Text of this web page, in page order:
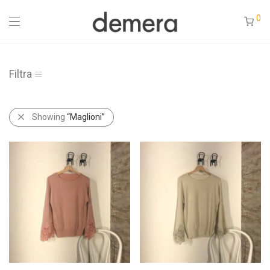
0
Filtra
Showing “Maglioni”